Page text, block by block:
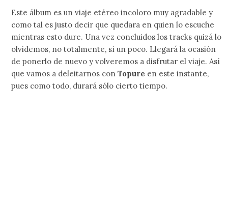
Este álbum es un viaje etéreo incoloro muy agradable y
como tal es justo decir que quedara en quien lo escuche
mientras esto dure. Una vez concluidos los tracks quizá lo
olvidemos, no totalmente, sí un poco. Llegará la ocasión
de ponerlo de nuevo y volveremos a disfrutar el viaje. Así
que vamos a deleitarnos conTopure en este instante,
pues como todo, durará sólo cierto tiempo.